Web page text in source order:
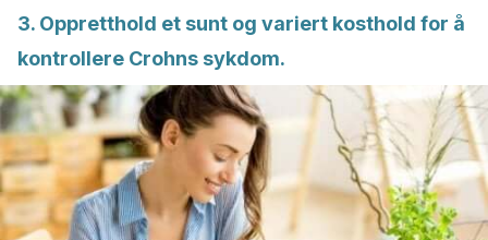
3. Oppretthold et sunt og variert kosthold for å
kontrollere Crohns sykdom.